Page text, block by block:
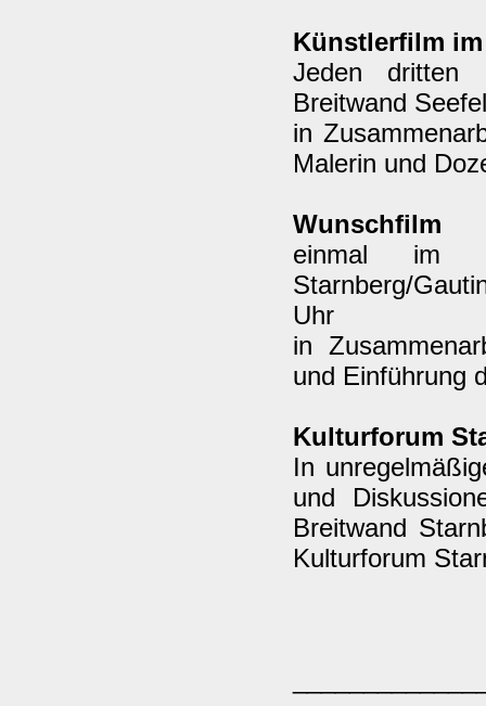
Künstlerfilm
Jeden dritten
Breitwand
in
Malerin und
Wunschfilm
einmal im
Starnberg/
Uhr
in
und Einführung
Kulturforum
In
und
Breitwand
Kulturforum